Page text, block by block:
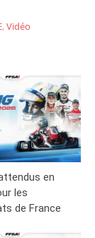
, Vidéo
en
les
de France